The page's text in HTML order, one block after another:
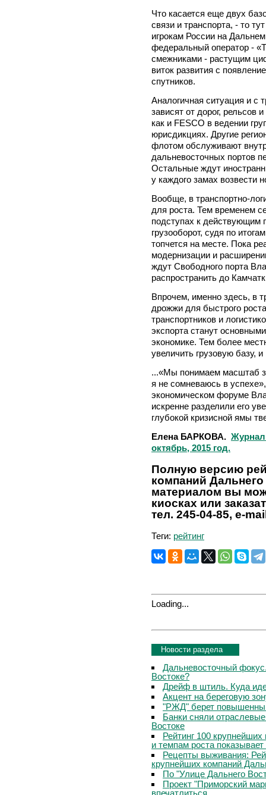
Что касается еще двух
связи и транспорта, - то
игрокам России на
федеральный оператор -
смежниками - растущим
виток развития с
спутников.
Аналогичная ситуация и с
зависят от дорог, рельсов
как и FESCO в ведении
юрисдикциях. Другие
флотом обслуживают
дальневосточных портов
Остальные ждут
у каждого замах возвести
Вообще, в транспортно-
для роста. Тем временем
подступах к действующим
грузооборот, судя по
топчется на месте. Пока
модернизации и
ждут Свободного порта
распространить до
Впрочем, именно здесь, в
дрожжи для быстрого
транспортников и
экспорта станут
экономике. Тем более
увеличить грузовую базу,
...«Мы понимаем масштаб
я не сомневаюсь в
экономическом форуме
искренне разделили его
глубокой кризисной ямы
Елена БАРКОВА. Журнал
октябрь, 2015 год.
Полную версию
компаний
материалом вы
киосках или
тел. 245-04-85, e-
Теги: рейтинг
Loading...
Новости раздела
Дальневосточный
Востоке?
Дрейф в штиль. Куда
Акцент на береговую
"РЖД" берет
Банки сняли
Востоке
Рейтинг 100
и темпам роста
Рецепты выживания:
крупнейших компаний
По "Улице Дальнего
Проект "Приморский
впечатлиться